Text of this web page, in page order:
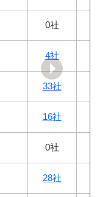
0社
4社
33社
16社
0社
28社